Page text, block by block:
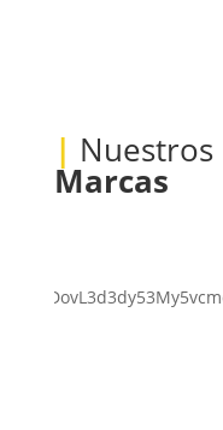
| Nuestros
Marcas